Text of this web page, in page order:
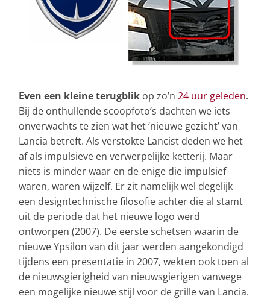
Even een kleine terugblik op zo’n 24 uur geleden.
Bij de onthullende scoopfoto’s dachten we iets
onverwachts te zien wat het ‘nieuwe gezicht’ van
Lancia betreft. Als verstokte Lancist deden we het
af als impulsieve en verwerpelijke ketterij. Maar
niets is minder waar en de enige die impulsief
waren, waren wijzelf. Er zit namelijk wel degelijk
een designtechnische filosofie achter die al stamt
uit de periode dat het nieuwe logo werd
ontworpen (2007). De eerste schetsen waarin de
nieuwe Ypsilon van dit jaar werden aangekondigd
tijdens een presentatie in 2007, wekten ook toen al
de nieuwsgierigheid van nieuwsgierigen vanwege
een mogelijke nieuwe stijl voor de grille van Lancia.